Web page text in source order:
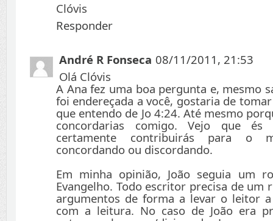
Clóvis
Responder
André R Fonseca 08/11/2011, 21:53
Olá Clóvis
A Ana fez uma boa pergunta e, mesmo
foi endereçada a você, gostaria de
que entendo de Jo 4:24. Até mesmo
concordarias comigo. Vejo que
certamente contribuirás para o
concordando ou discordando.
Em minha opinião, João seguia um
Evangelho. Todo escritor precisa de
argumentos de forma a levar o leitor
com a leitura. No caso de João era